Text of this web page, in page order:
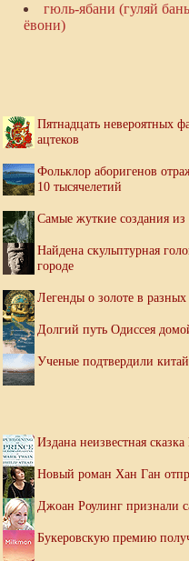
гюль-ябани (гуляй
ёвони)
Пятнадцать невероятных
ацтеков
Фольклор аборигенов
10 тысячелетий
Самые жуткие создания из
Найдена скульптурная
городе
Легенды о золоте в
Долгий путь Одиссея
Ученые подтвердили
Издана неизвестная
Новый роман Хан Ган
Джоан Роулинг признали
Букеровскую премию